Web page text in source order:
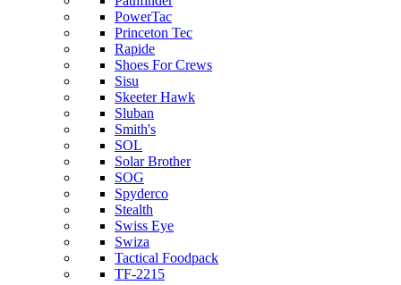
PowerTac
Princeton Tec
Rapide
Shoes For Crews
Sisu
Skeeter Hawk
Sluban
Smith's
SOL
Solar Brother
SOG
Spyderco
Stealth
Swiss Eye
Swiza
Tactical Foodpack
TF-2215